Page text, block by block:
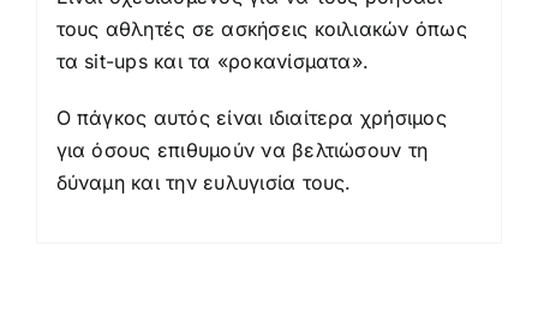
τους αθλητές σε ασκήσεις κοιλιακών όπως
τα sit-ups και τα «ροκανίσματα».
Ο πάγκος αυτός είναι ιδιαίτερα χρήσιμος
για όσους επιθυμούν να βελτιώσουν τη
δύναμη και την ευλυγισία τους.